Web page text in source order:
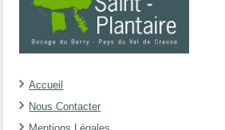
Accueil
Nous Contacter